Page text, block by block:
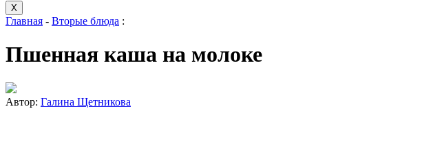
X
Главная - Вторые блюда :
Пшенная каша на молоке
Автор: Галина Щетникова